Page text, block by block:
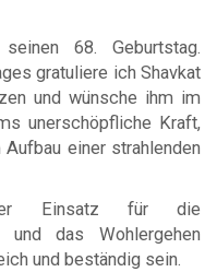
68. Geburtstag.
gratuliere ich Shavkat
und wünsche ihm im
unerschöpfliche Kraft,
einer strahlenden
Einsatz für die
und das Wohlergehen
und beständig sein.